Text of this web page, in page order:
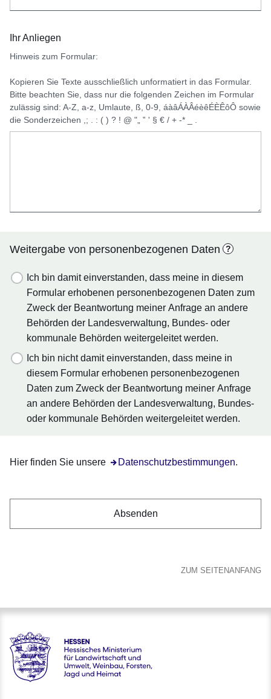
Ihr Anliegen
Hinweis zum Formular:
Kopieren Sie Texte ausschließlich unformatiert in das Formular.
Bitte beachten Sie, dass nur die folgenden Zeichen im Formular
zulässig sind: A-Z, a-z, Umlaute, ß, 0-9, áàâÁÀÂéèêÉÈÊôÔ sowie
die Sonderzeichen ,; . : ( ) ? ! @ "„ ‟ ' § € / + -* _ .
Weitergabe von personenbezogenen Daten ?
Ich bin damit einverstanden, dass meine in diesem
Formular erhobenen personenbezogenen Daten zum
Zweck der Beantwortung meiner Anfrage an andere
Behörden der Landesverwaltung, Bundes- oder
kommunale Behörden weitergeleitet werden.
Ich bin nicht damit einverstanden, dass meine in
diesem Formular erhobenen personenbezogenen
Daten zum Zweck der Beantwortung meiner Anfrage
an andere Behörden der Landesverwaltung, Bundes-
oder kommunale Behörden weitergeleitet werden.
Hier finden Sie unsere Datenschutzbestimmungen
Öffnet sich in einem neuen Fenster
.
ZUM SEITENANFANG
Hessen - Hessisches Ministerium für Landwirtschaft und